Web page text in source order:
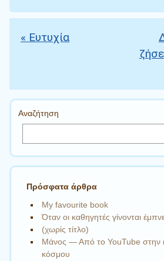
Πλοήγηση
« Ευτυχία
Αναζήτηση
Πρόσφατα άρθρα
My favourite book
Όταν οι καθηγητές γίνονται
(χωρίς τίτλο)
Μάνος — Από το YouTube στην
κόσμου